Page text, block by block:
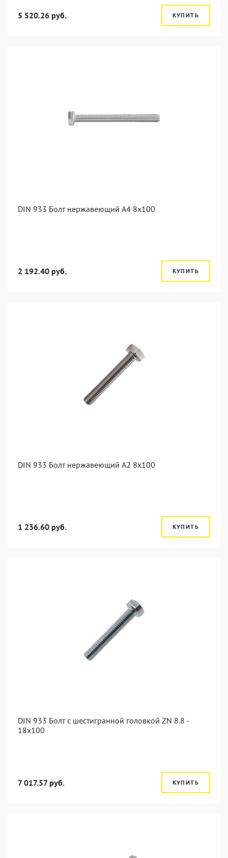
5 520.26 руб. КУПИТЬ
DIN 933 Болт нержавеющий А4 8х100
2 192.40 руб. КУПИТЬ
DIN 933 Болт нержавеющий А2 8х100
1 236.60 руб. КУПИТЬ
DIN 933 Болт с шестигранной головкой ZN 8.8 -
18x100
7 017.57 руб. КУПИТЬ